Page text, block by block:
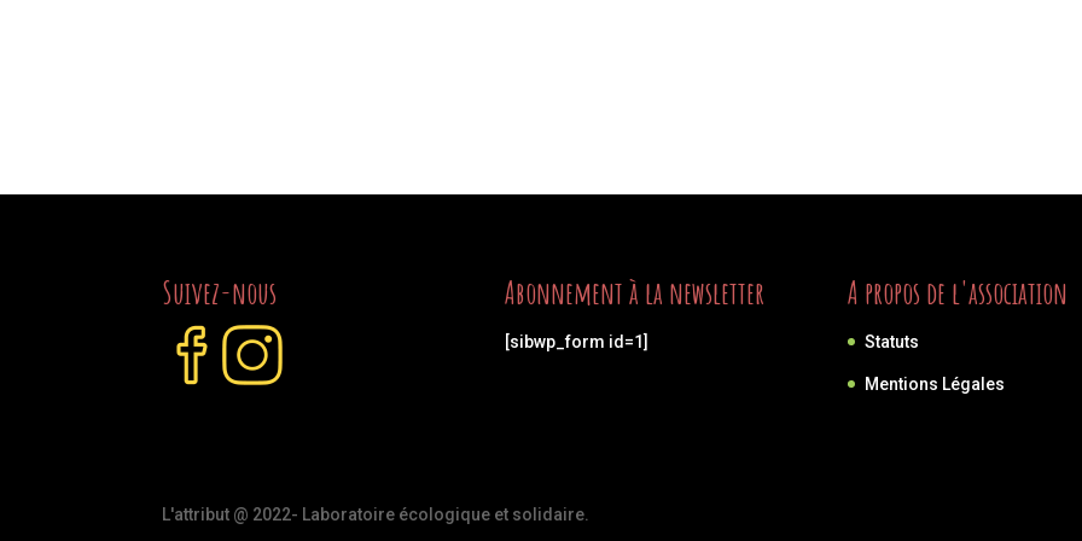
Suivez-nous Abonnement à la newsletter
[sibwp_form id=1]
A propos de l'association
Statuts
Mentions Légales
L'attribut @ 2022- Laboratoire écologique et solidaire.